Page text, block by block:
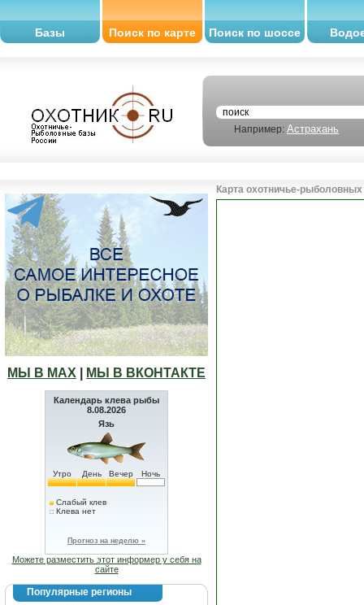
Базы Поиск по карте Поиск по шоссе
Например: Астрахань
МЫ В МАХ МЫ В ВКОНТАКТЕ
Календарь клева рыбы
8.08.2026
Язь
Утро День Вечер Ночь
Слабый клев
Клева нет
Прогноз на неделю »
Можете разместить этот информер у себя на
сайте
Популярные регионы
Карта охотничье-